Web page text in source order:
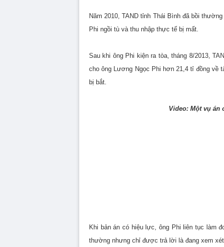
Năm 2010, TAND tỉnh Thái Bình đã bồi
Phi ngồi tù và thu nhập thực tế bị mất.
Sau khi ông Phi kiện ra tòa, tháng 8/2013,
cho ông Lương Ngọc Phi hơn 21,4 tỉ đồng về
bị bắt.
Video: Một vụ án
Khi bản án có hiệu lực, ông Phi liên tục làm
thường nhưng chỉ được trả lời là đang xem